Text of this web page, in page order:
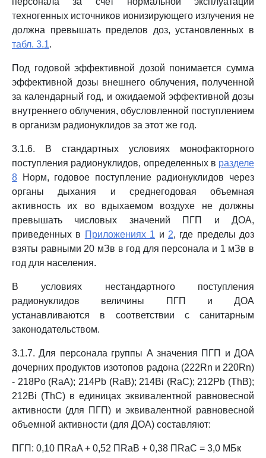
техногенных источников ионизирующего излучения не
должна превышать пределов доз, установленных в
табл. 3.1.
Под годовой эффективной дозой понимается сумма
эффективной дозы внешнего облучения, полученной
за календарный год, и ожидаемой эффективной дозы
внутреннего облучения, обусловленной поступлением
в организм радионуклидов за этот же год.
3.1.6. В стандартных условиях монофакторного
поступления радионуклидов, определенных в разделе
8 Норм, годовое поступление радионуклидов через
органы дыхания и среднегодовая объемная
активность их во вдыхаемом воздухе не должны
превышать числовых значений ПГП и ДОА,
приведенных в Приложениях 1 и 2, где пределы доз
взяты равными 20 мЗв в год для персонала и 1 мЗв в
год для населения.
В условиях нестандартного поступления
радионуклидов величины ПГП и ДОА
устанавливаются в соответствии с санитарным
законодательством.
3.1.7. Для персонала группы А значения ПГП и ДОА
дочерних продуктов изотопов радона (222Rn и 220Rn)
- 218Po (RaA); 214Pb (RaB); 214Bi (RaC); 212Pb (ThB);
212Bi (ThC) в единицах эквивалентной равновесной
активности (для ПГП) и эквивалентной равновесной
объемной активности (для ДОА) составляют:
ПГП: 0,10 ПRaA + 0,52 ПRaB + 0,38 ПRaC = 3,0 МБк